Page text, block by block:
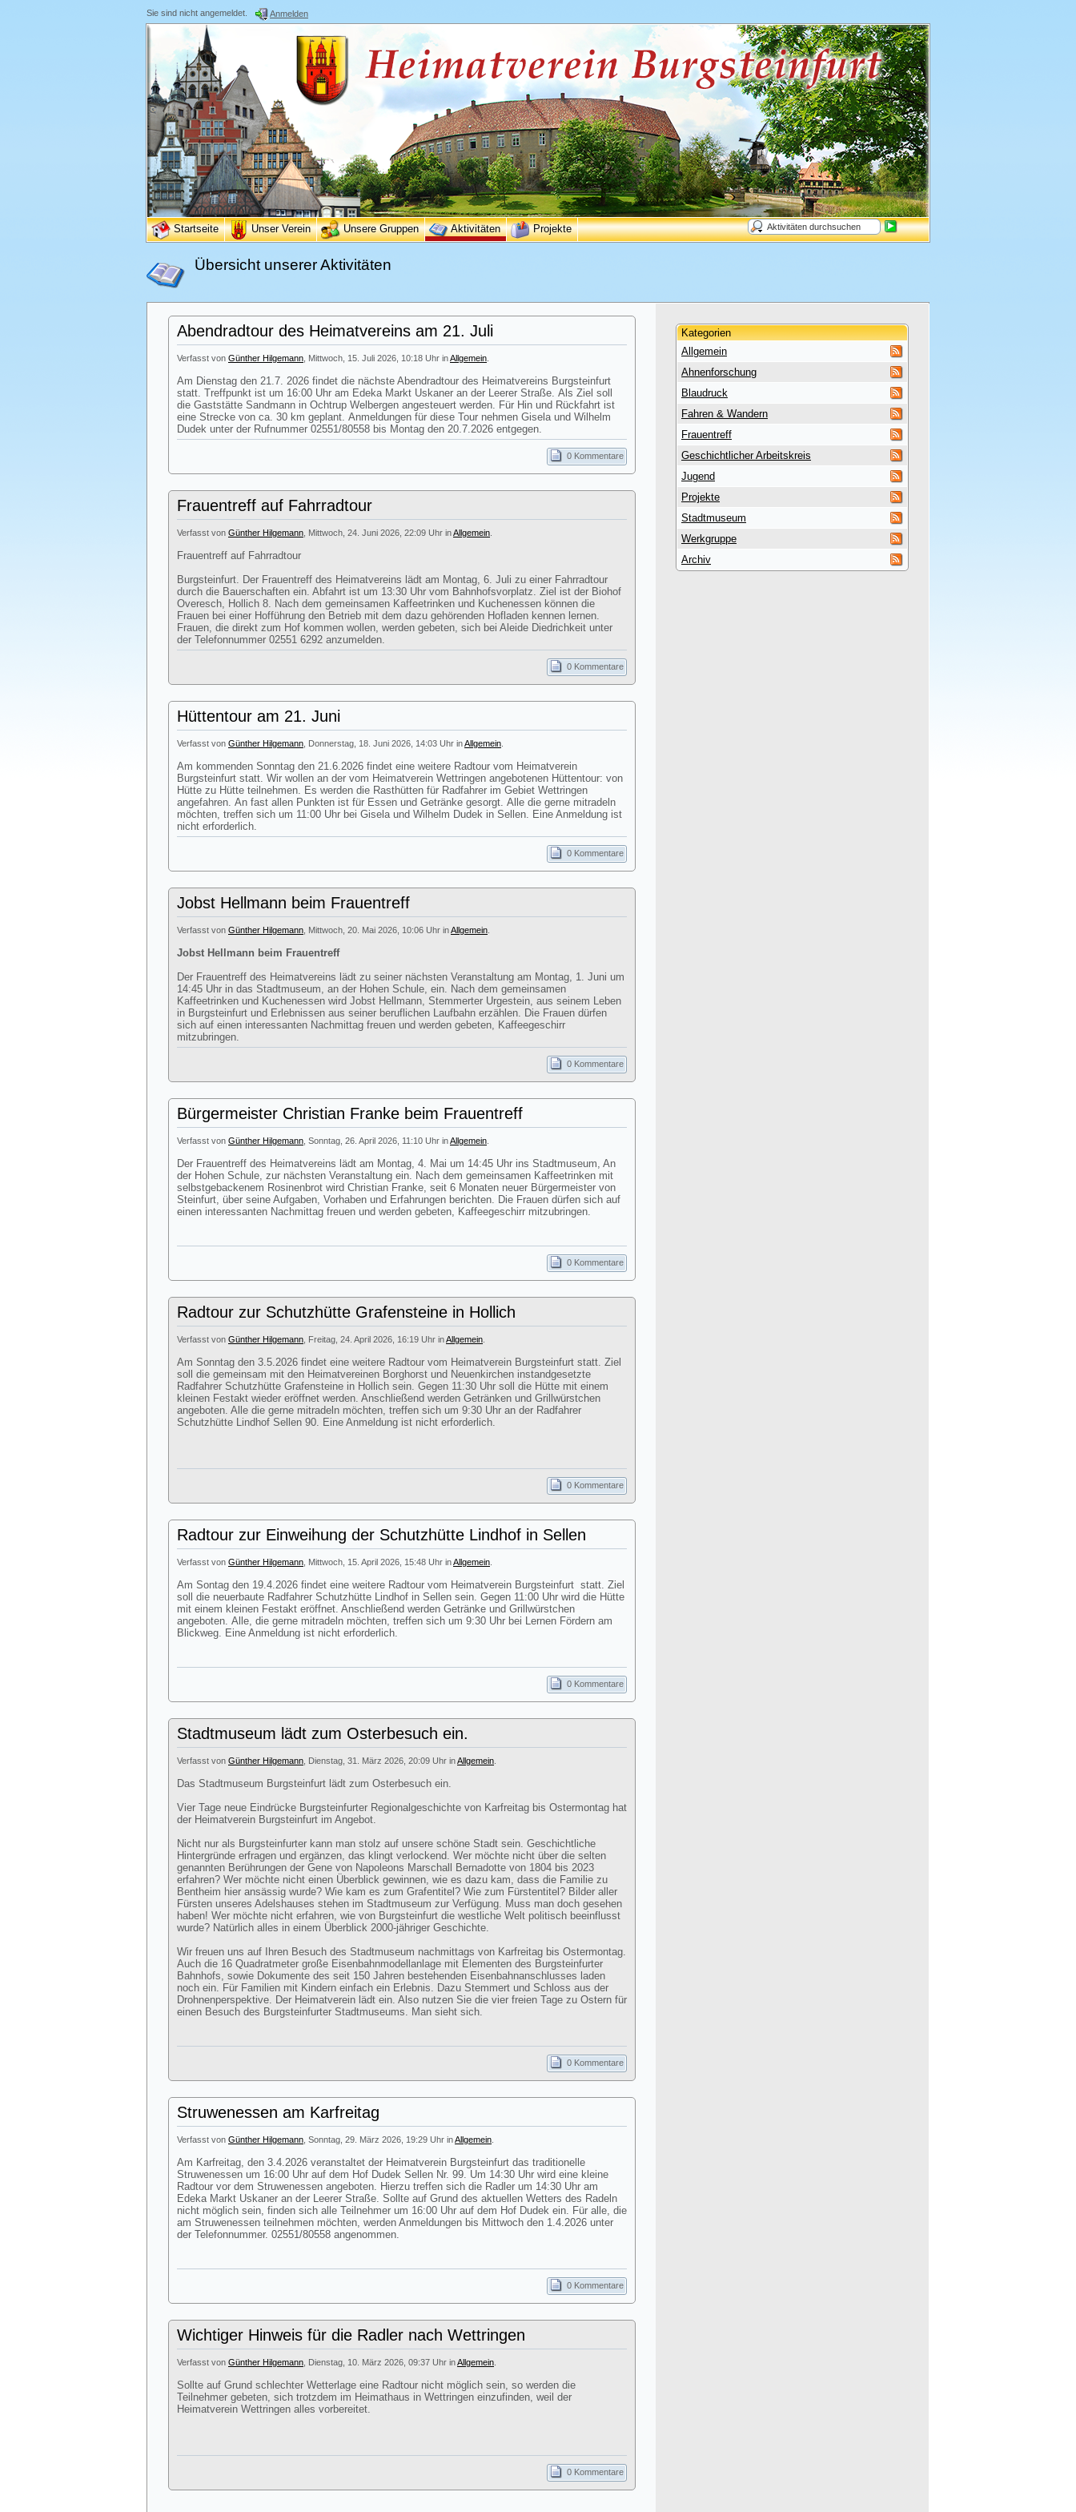
Sie sind nicht angemeldet. Anmelden
Startseite Unser Verein Unsere Gruppen Aktivitäten Projekte
Übersicht unserer Aktivitäten
Abendradtour des Heimatvereins am 21. Juli
Verfasst von Günther Hilgemann , Mittwoch, 15. Juli 2026, 10:18 Uhr inAllgemein
Am Dienstag den 21.7. 2026 findet die nächste Abendradtour des Heimatvereins Burgsteinfurt
statt. Treffpunkt ist um 16:00 Uhr am Edeka Markt Uskaner an der Leerer Straße. Als Ziel soll
die Gaststätte Sandmann in Ochtrup Welbergen angesteuert werden. Für Hin und Rückfahrt ist
eine Strecke von ca. 30 km geplant. Anmeldungen für diese Tour nehmen Gisela und Wilhelm
Dudek unter der Rufnummer 02551/80558 bis Montag den 20.7.2026 entgegen.
0 Kommentare
Frauentreff auf Fahrradtour
Verfasst von Günther Hilgemann , Mittwoch, 24. Juni 2026, 22:09 Uhr inAllgemein
Frauentreff auf Fahrradtour
Burgsteinfurt. Der Frauentreff des Heimatvereins lädt am Montag, 6. Juli zu einer Fahrradtour
durch die Bauerschaften ein. Abfahrt ist um 13:30 Uhr vom Bahnhofsvorplatz. Ziel ist der Biohof
Overesch, Hollich 8. Nach dem gemeinsamen Kaffeetrinken und Kuchenessen können die
Frauen bei einer Hofführung den Betrieb mit dem dazu gehörenden Hofladen kennen lernen.
Frauen, die direkt zum Hof kommen wollen, werden gebeten, sich bei Aleide Diedrichkeit unter
der Telefonnummer 02551 6292 anzumelden.
0 Kommentare
Hüttentour am 21. Juni
Verfasst von Günther Hilgemann , Donnerstag, 18. Juni 2026, 14:03 Uhr inAllgemein
Am kommenden Sonntag den 21.6.2026 findet eine weitere Radtour vom Heimatverein
Burgsteinfurt statt. Wir wollen an der vom Heimatverein Wettringen angebotenen Hüttentour: von
Hütte zu Hütte teilnehmen. Es werden die Rasthütten für Radfahrer im Gebiet Wettringen
angefahren. An fast allen Punkten ist für Essen und Getränke gesorgt. Alle die gerne mitradeln
möchten, treffen sich um 11:00 Uhr bei Gisela und Wilhelm Dudek in Sellen. Eine Anmeldung ist
nicht erforderlich.
0 Kommentare
Jobst Hellmann beim Frauentreff
Verfasst von Günther Hilgemann , Mittwoch, 20. Mai 2026, 10:06 Uhr inAllgemein
Jobst Hellmann beim Frauentreff
Der Frauentreff des Heimatvereins lädt zu seiner nächsten Veranstaltung am Montag, 1. Juni um
14:45 Uhr in das Stadtmuseum, an der Hohen Schule, ein. Nach dem gemeinsamen
Kaffeetrinken und Kuchenessen wird Jobst Hellmann, Stemmerter Urgestein, aus seinem Leben
in Burgsteinfurt und Erlebnissen aus seiner beruflichen Laufbahn erzählen. Die Frauen dürfen
sich auf einen interessanten Nachmittag freuen und werden gebeten, Kaffeegeschirr
mitzubringen.
0 Kommentare
Bürgermeister Christian Franke beim Frauentreff
Verfasst von Günther Hilgemann , Sonntag, 26. April 2026, 11:10 Uhr inAllgemein
Der Frauentreff des Heimatvereins lädt am Montag, 4. Mai um 14:45 Uhr ins Stadtmuseum, An
der Hohen Schule, zur nächsten Veranstaltung ein. Nach dem gemeinsamen Kaffeetrinken mit
selbstgebackenem Rosinenbrot wird Christian Franke, seit 6 Monaten neuer Bürgermeister von
Steinfurt, über seine Aufgaben, Vorhaben und Erfahrungen berichten. Die Frauen dürfen sich auf
einen interessanten Nachmittag freuen und werden gebeten, Kaffeegeschirr mitzubringen.
0 Kommentare
Radtour zur Schutzhütte Grafensteine in Hollich
Verfasst von Günther Hilgemann , Freitag, 24. April 2026, 16:19 Uhr inAllgemein
Am Sonntag den 3.5.2026 findet eine weitere Radtour vom Heimatverein Burgsteinfurt statt. Ziel
soll die gemeinsam mit den Heimatvereinen Borghorst und Neuenkirchen instandgesetzte
Radfahrer Schutzhütte Grafensteine in Hollich sein. Gegen 11:30 Uhr soll die Hütte mit einem
kleinen Festakt wieder eröffnet werden. Anschließend werden Getränken und Grillwürstchen
angeboten. Alle die gerne mitradeln möchten, treffen sich um 9:30 Uhr an der Radfahrer
Schutzhütte Lindhof Sellen 90. Eine Anmeldung ist nicht erforderlich.
0 Kommentare
Radtour zur Einweihung der Schutzhütte Lindhof in Sellen
Verfasst von Günther Hilgemann , Mittwoch, 15. April 2026, 15:48 Uhr inAllgemein
Am Sontag den 19.4.2026 findet eine weitere Radtour vom Heimatverein Burgsteinfurt statt. Ziel
soll die neuerbaute Radfahrer Schutzhütte Lindhof in Sellen sein. Gegen 11:00 Uhr wird die Hütte
mit einem kleinen Festakt eröffnet. Anschließend werden Getränke und Grillwürstchen
angeboten. Alle, die gerne mitradeln möchten, treffen sich um 9:30 Uhr bei Lernen Fördern am
Blickweg. Eine Anmeldung ist nicht erforderlich.
0 Kommentare
Stadtmuseum lädt zum Osterbesuch ein.
Verfasst von Günther Hilgemann , Dienstag, 31. März 2026, 20:09 Uhr inAllgemein
Das Stadtmuseum Burgsteinfurt lädt zum Osterbesuch ein.
Vier Tage neue Eindrücke Burgsteinfurter Regionalgeschichte von Karfreitag bis Ostermontag hat
der Heimatverein Burgsteinfurt im Angebot.
Nicht nur als Burgsteinfurter kann man stolz auf unsere schöne Stadt sein. Geschichtliche
Hintergründe erfragen und ergänzen, das klingt verlockend. Wer möchte nicht über die selten
genannten Berührungen der Gene von Napoleons Marschall Bernadotte von 1804 bis 2023
erfahren? Wer möchte nicht einen Überblick gewinnen, wie es dazu kam, dass die Familie zu
Bentheim hier ansässig wurde? Wie kam es zum Grafentitel? Wie zum Fürstentitel? Bilder aller
Fürsten unseres Adelshauses stehen im Stadtmuseum zur Verfügung. Muss man doch gesehen
haben! Wer möchte nicht erfahren, wie von Burgsteinfurt die westliche Welt politisch beeinflusst
wurde? Natürlich alles in einem Überblick 2000-jähriger Geschichte.
Wir freuen uns auf Ihren Besuch des Stadtmuseum nachmittags von Karfreitag bis Ostermontag.
Auch die 16 Quadratmeter große Eisenbahnmodellanlage mit Elementen des Burgsteinfurter
Bahnhofs, sowie Dokumente des seit 150 Jahren bestehenden Eisenbahnanschlusses laden
noch ein. Für Familien mit Kindern einfach ein Erlebnis. Dazu Stemmert und Schloss aus der
Drohnenperspektive. Der Heimatverein lädt ein. Also nutzen Sie die vier freien Tage zu Ostern für
einen Besuch des Burgsteinfurter Stadtmuseums. Man sieht sich.
0 Kommentare
Struwenessen am Karfreitag
Verfasst von Günther Hilgemann , Sonntag, 29. März 2026, 19:29 Uhr inAllgemein
Am Karfreitag, den 3.4.2026 veranstaltet der Heimatverein Burgsteinfurt das traditionelle
Struwenessen um 16:00 Uhr auf dem Hof Dudek Sellen Nr. 99. Um 14:30 Uhr wird eine kleine
Radtour vor dem Struwenessen angeboten. Hierzu treffen sich die Radler um 14:30 Uhr am
Edeka Markt Uskaner an der Leerer Straße. Sollte auf Grund des aktuellen Wetters des Radeln
nicht möglich sein, finden sich alle Teilnehmer um 16:00 Uhr auf dem Hof Dudek ein. Für alle, die
am Struwenessen teilnehmen möchten, werden Anmeldungen bis Mittwoch den 1.4.2026 unter
der Telefonnummer. 02551/80558 angenommen.
0 Kommentare
Wichtiger Hinweis für die Radler nach Wettringen
Verfasst von Günther Hilgemann , Dienstag, 10. März 2026, 09:37 Uhr inAllgemein
Sollte auf Grund schlechter Wetterlage eine Radtour nicht möglich sein, so werden die
Teilnehmer gebeten, sich trotzdem im Heimathaus in Wettringen einzufinden, weil der
Heimatverein Wettringen alles vorbereitet.
0 Kommentare
Kategorien
Allgemein
Ahnenforschung
Blaudruck
Fahren & Wandern
Frauentreff
Geschichtlicher Arbeitskreis
Jugend
Projekte
Stadtmuseum
Werkgruppe
Archiv